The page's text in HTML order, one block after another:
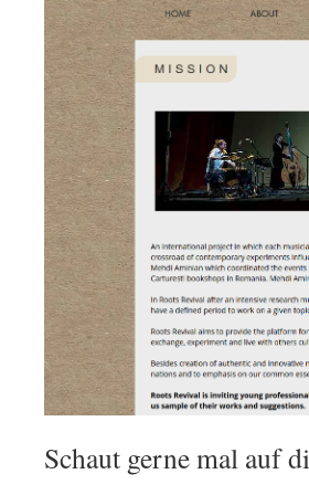
Schaut gerne mal auf